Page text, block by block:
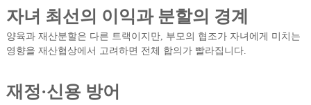
자녀 최선의 이익과 분할의 경계
양육과 재산분할은 다른 트랙이지만, 부모의 협조가 자녀에게 미치는
영향을 재산협상에서 고려하면 전체 합의가 빨라집니다.
재정·신용 방어